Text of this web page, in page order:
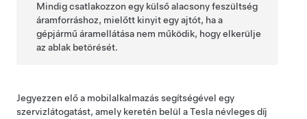
Mindig csatlakozzon egy külsőalacsony feszültség
áramforráshoz, mielőtt kinyit egy ajtót, ha a
gépjármű áramellátása nem működik, hogy elkerülje
az ablak betörését.
Jegyezzen elő a mobilalkalmazás segítségével egy
szervizlátogatást, amely keretén belül a Tesla névleges díj